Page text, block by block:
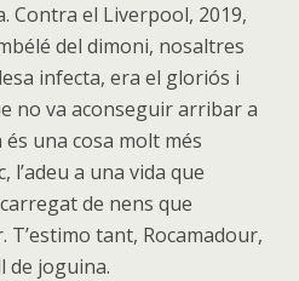
Contra el Liverpool, 2019,
del dimoni, nosaltres
infecta, era el gloriós i
no va aconseguir arribar a
una cosa molt més
a una vida que
de nens que
T’estimo tant, Rocamadour,
de joguina.